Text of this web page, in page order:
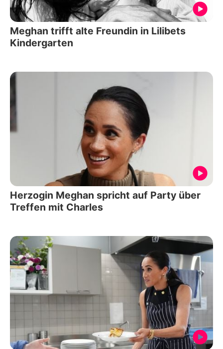
Meghan trifft alte Freundin in Lilibets
Kindergarten
Herzogin Meghan spricht auf Party über
Treffen mit Charles